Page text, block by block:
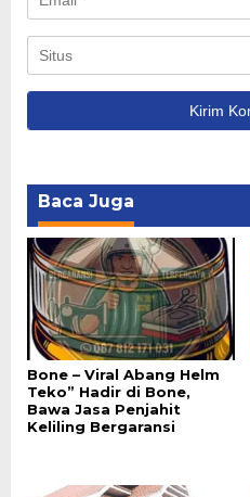
Baca Juga
Bone – Viral Abang Helm
Teko” Hadir di Bone,
Bawa Jasa Penjahit
Keliling Bergaransi